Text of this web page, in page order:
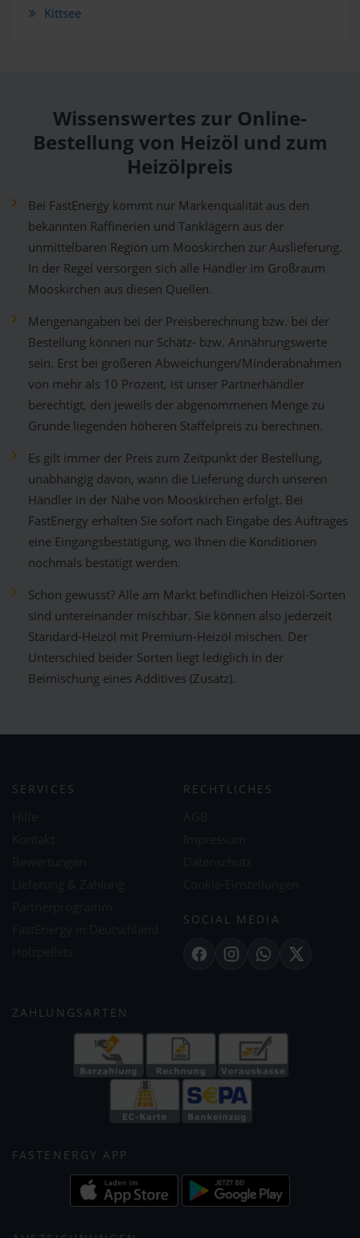
Kittsee
Wissenswertes zur Online-
Bestellung von Heizöl und zum
Heizölpreis
Bei FastEnergy kommt nur Markenqualität aus den
bekannten Raffinerien und Tanklägern aus der
unmittelbaren Region um Mooskirchen zur Auslieferung.
In der Regel versorgen sich alle Händler im Großraum
Mooskirchen aus diesen Quellen.
Mengenangaben bei der Preisberechnung bzw. bei der
Bestellung können nur Schätz- bzw. Annährungswerte
sein. Erst bei größeren Abweichungen/Minderabnahmen
von mehr als 10 Prozent, ist unser Partnerhändler
berechtigt, den jeweils der abgenommenen Menge zu
Grunde liegenden höheren Staffelpreis zu berechnen.
Es gilt immer der Preis zum Zeitpunkt der Bestellung,
unabhängig davon, wann die Lieferung durch unseren
Händler in der Nähe von Mooskirchen erfolgt. Bei
FastEnergy erhalten Sie sofort nach Eingabe des Auftrages
eine Eingangsbestätigung, wo Ihnen die Konditionen
nochmals bestätigt werden.
Schon gewusst? Alle am Markt befindlichen Heizöl-Sorten
sind untereinander mischbar. Sie können also jederzeit
Standard-Heizöl mit Premium-Heizöl mischen. Der
Unterschied beider Sorten liegt lediglich in der
Beimischung eines Additives (Zusatz).
SERVICES RECHTLICHES
SOCIAL MEDIA
FacebookInstagramWhatsApp
X
ZAHLUNGSARTEN
FASTENERGY APP